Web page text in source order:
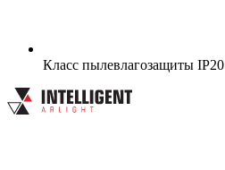
Класс пылевлагозащиты IP20